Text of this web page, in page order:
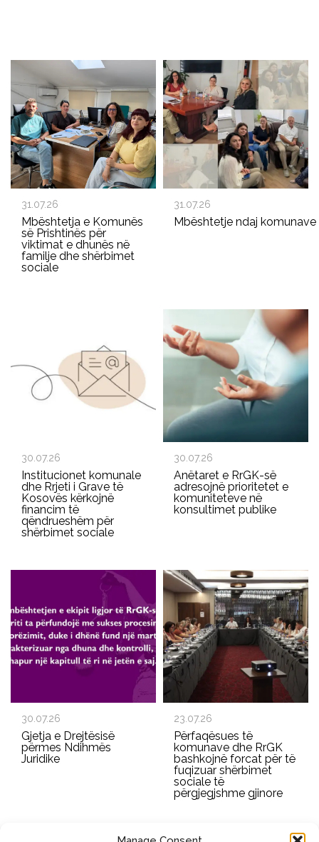
31.07.26
Mbështetja e Komunës
së Prishtinës për
viktimat e dhunës në
familje dhe shërbimet
sociale
31.07.26
Mbështetje ndaj
30.07.26
Institucionet komunale
dhe Rrjeti i Grave të
Kosovës kërkojnë
financim të
qëndrueshëm për
shërbimet sociale
30.07.26
Anëtaret e RrGK-së
adresojnë prioritetet e
komuniteteve në
konsultimet publike
30.07.26
Gjetja e Drejtësisë
përmes Ndihmës
Juridike
23.07.26
Përfaqësues të
komunave dhe RrGK
bashkojnë forcat për të
fuqizuar shërbimet
sociale të
përgjegjshme gjinore